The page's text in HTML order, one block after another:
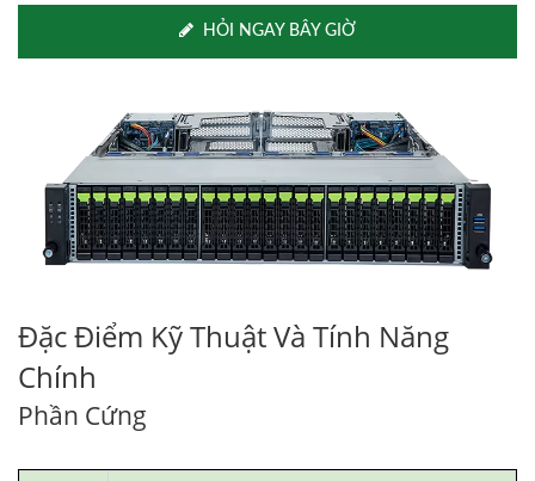
HỎI NGAY BÂY GIỜ
Đặc Điểm Kỹ Thuật Và Tính Năng
Chính
Phần Cứng